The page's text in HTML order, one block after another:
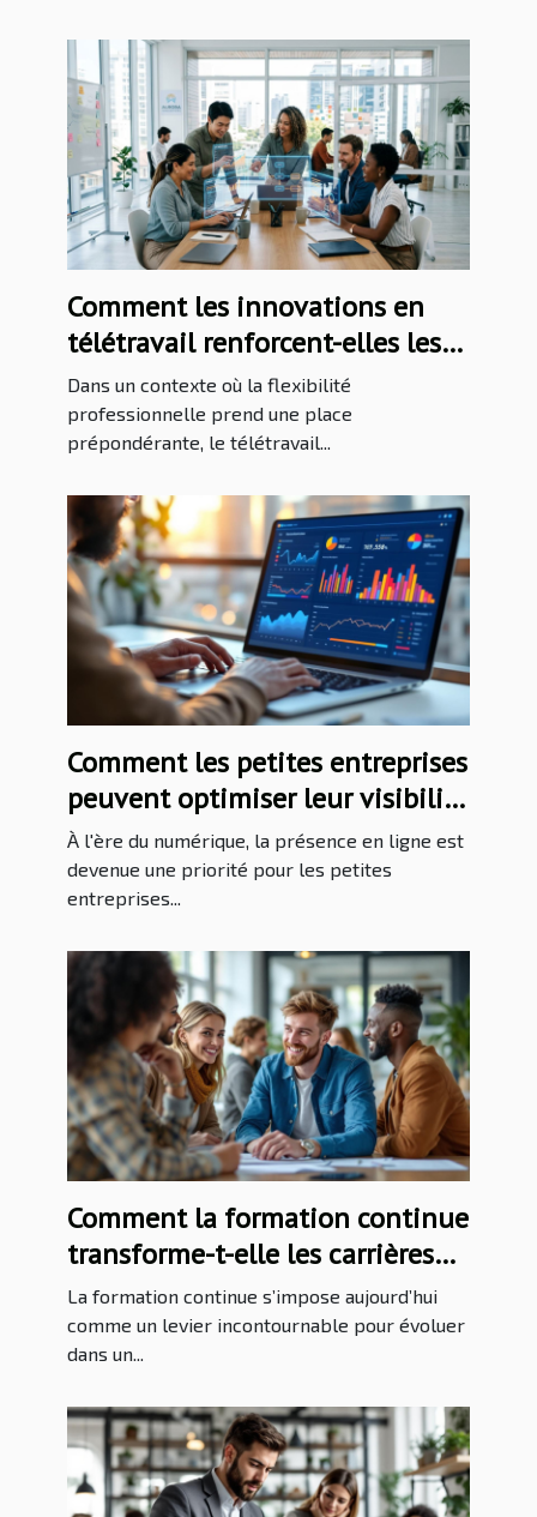
Comment les innovations en
télétravail renforcent-elles les
PME ?
Dans un contexte où la flexibilité
professionnelle prend une place
prépondérante, le télétravail...
Comment les petites entreprises
peuvent optimiser leur visibilité
en ligne ?
À l'ère du numérique, la présence en ligne est
devenue une priorité pour les petites
entreprises...
Comment la formation continue
transforme-t-elle les carrières
professionnelles ?
La formation continue s’impose aujourd’hui
comme un levier incontournable pour évoluer
dans un...